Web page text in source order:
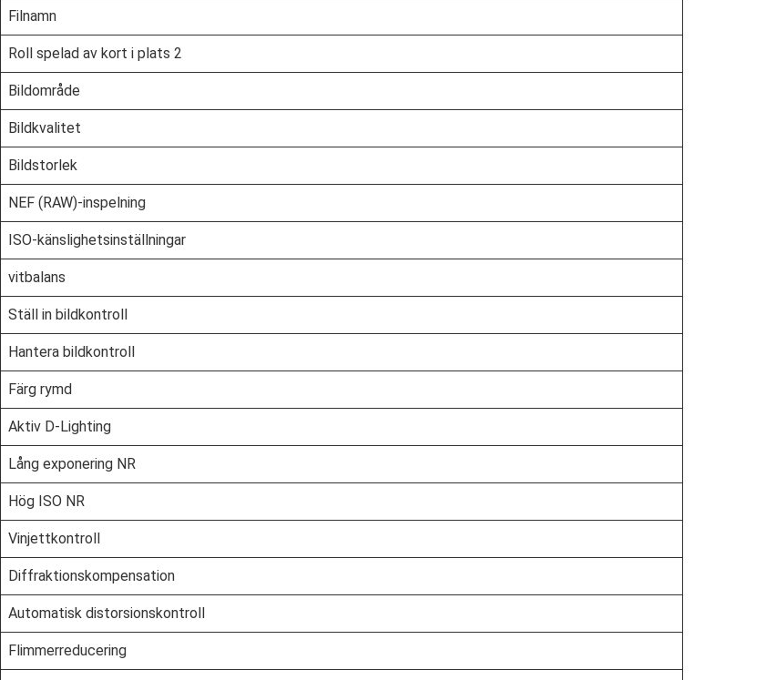
Filnamn
Roll spelad av kort i plats 2
Bildområde
Bildkvalitet
Bildstorlek
NEF (RAW)-inspelning
ISO-känslighetsinställningar
vitbalans
Ställ in bildkontroll
Hantera bildkontroll
Färg rymd
Aktiv D-Lighting
Lång exponering NR
Hög ISO NR
Vinjettkontroll
Diffraktionskompensation
Automatisk distorsionskontroll
Flimmerreducering